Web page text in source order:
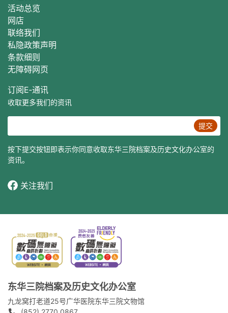
活动总览
网店
联络我们
私隐政策声明
条款细则
无障碍网页
订阅E‐通讯
收取更多我们的资讯
提交
按下提交按钮即表示你同意收取东华三院档案及历史文化办公室的
资讯。
关注我们
东华三院档案及历史文化办公室
九龙窝打老道25号广华医院东华三院文物馆